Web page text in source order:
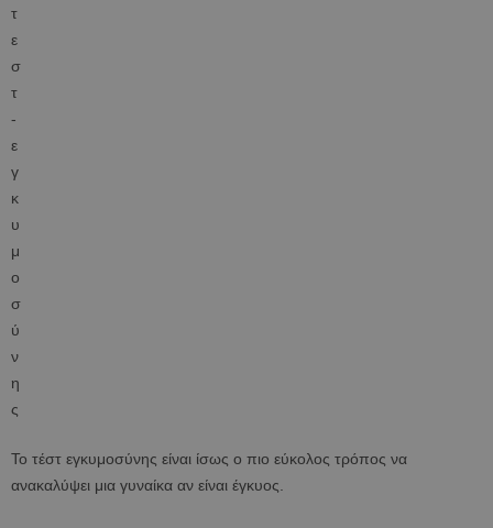
Το τέστ εγκυμοσύνης είναι ίσως ο πιο εύκολος τρόπος να
ανακαλύψει μια γυναίκα αν είναι έγκυος.